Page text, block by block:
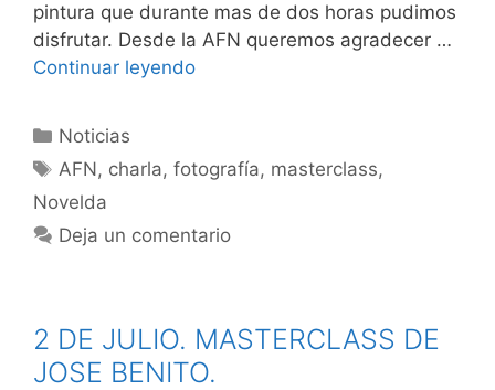
pintura que durante mas de dos horas pudimos
disfrutar. Desde la AFN queremos agradecer …
Continuar leyendo
Categorías
Noticias
Etiquetas
AFN, charla,fotografía, masterclass,
Novelda
Deja un comentario
2 DE JULIO. MASTERCLASS DE
JOSE BENITO.